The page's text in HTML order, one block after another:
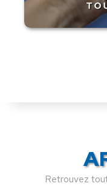
Retrouvez